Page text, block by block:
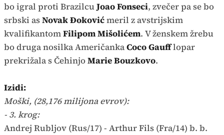
bo igral proti BrazilcuJoao Fonseci, zvečer pa se bo
srbski asNovak Đokovićmeril z avstrijskim
kvalifikantomFilipom Mišolićem. V ženskem žrebu
bo druga nosilka AmeričankaCoco Gaufflopar
prekrižala s ČehinjoMarie Bouzkovo.
Izidi:
Moški, (28,176 milijona evrov):
- 3. krog:
Andrej Rubljov (Rus/17) - Arthur Fils (Fra/14) b. b.